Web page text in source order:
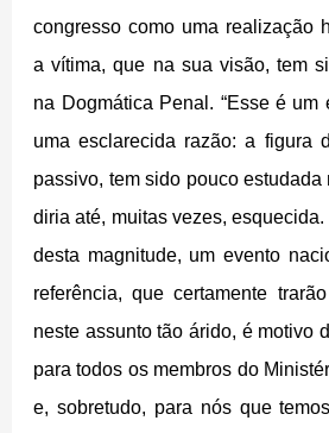
congresso como uma realização
a vítima, que na sua visão, tem
na Dogmática Penal. “Esse é um
uma esclarecida razão: a figura
passivo, tem sido pouco
diria até, muitas vezes,
desta magnitude, um evento
referência, que certamente
neste assunto tão árido, é motivo
para todos os membros do
e, sobretudo, para nós que